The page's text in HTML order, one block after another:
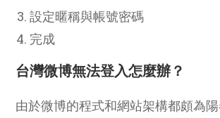
設定暱稱與帳號密碼
完成
台灣微博無法登入怎麼辦？
由於微博的程式和網站架構都頗為